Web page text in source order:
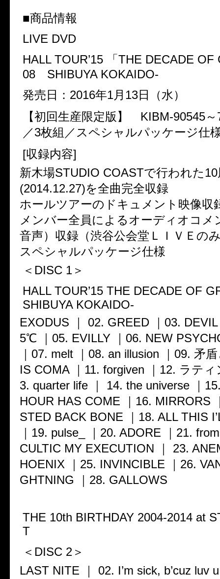
■商品情報
LIVE DVD
HALL TOUR’15
「THE DECADE
08 SHIBUYA KOKAIDO-
発売日：2016年1月13日（水）
【初回生産限定版】 KIBM-90545
／3枚組／スペシャルパッケージ仕
[収録内容]
新木場STUDIO COASTで行われた
(2014.12.27)を全曲完全収録
ホールツアーのドキュメント映像収
メンバー全員によるオーディオコメ
音声）収録（渋谷公会堂ＬＩＶＥの
スペシャルパッケージ仕様
＜DISC 1＞
HALL TOUR’15 THE DECADE OF
SHIBUYA KOKAIDO-
EXODUS ｜ 02. GREED ｜03.
5℃ ｜05. EVILLY ｜06. NEW
｜07. melt ｜08. an illusion ｜09. 矛
IS COMA ｜11. forgiven ｜12. ラテ
3. quarter life ｜ 14. the universe ｜
HOUR HAS COME ｜16. MIRRORS
STED BACK BONE ｜18. ALL THIS
｜19. pulse_ ｜20. ADORE ｜21.
CULTIC MY EXECUTION ｜ 23.
HOENIX ｜25. INVINCIBLE ｜26.
GHTNING ｜28. GALLOWS
THE 10th BIRTHDAY 2004-2014 at
T
＜DISC 2＞
LAST NITE ｜ 02. I’m sick, b’cuz luv